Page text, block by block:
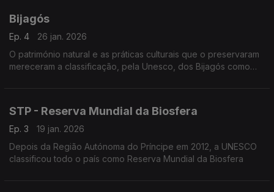
Bijagós
Ep. 4
26 jan. 2026
O património natural e as práticas culturais que o preservaram
mereceram a classificação, pela Unesco, dos Bijagós como
STP - Reserva Mundial da Biosfera
Ep. 3
19 jan. 2026
Depois da Região Autónoma do Príncipe em 2012, a UNESCO
classificou todo o país como Reserva Mundial da Biosfera